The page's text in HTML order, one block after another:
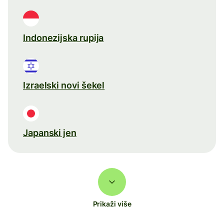
Indonezijska rupija
Izraelski novi šekel
Japanski jen
Prikaži više